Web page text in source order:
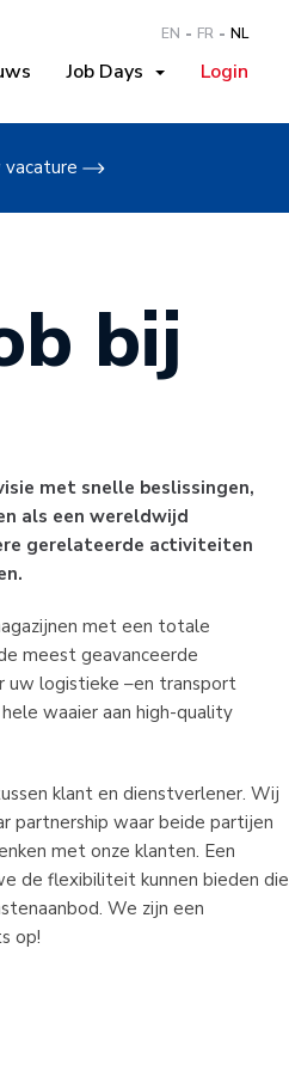
EN FR NL
Job Days Login
vacature
bij
met snelle beslissingen,
als een wereldwijd
gerelateerde activiteiten
met een totale
meest geavanceerde
uw logistieke –en transport
waaier aan high-quality
klant en dienstverlener. Wij
partnership waar beide partijen
met onze klanten. Een
de flexibiliteit kunnen bieden die
We zijn een
op!